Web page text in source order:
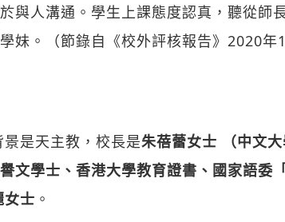
與人溝通。學生上課態度認真，聽從師
妹。（節錄自《校外評核報告》2020年1
是天主教，校長是朱蓓蕾女士 （中文
文學士、香港大學教育證書、國家語委
女士 。